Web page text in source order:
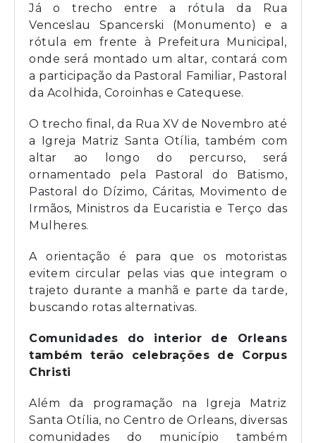
Já o trecho entre a rótula da Rua
Venceslau Spancerski (Monumento) e a
rótula em frente à Prefeitura Municipal,
onde será montado um altar, contará com
a participação da Pastoral Familiar, Pastoral
da Acolhida, Coroinhas e Catequese.
O trecho final, da Rua XV de Novembro até
a Igreja Matriz Santa Otília, também com
altar ao longo do percurso, será
ornamentado pela Pastoral do Batismo,
Pastoral do Dízimo, Cáritas, Movimento de
Irmãos, Ministros da Eucaristia e Terço das
Mulheres.
A orientação é para que os motoristas
evitem circular pelas vias que integram o
trajeto durante a manhã e parte da tarde,
buscando rotas alternativas.
Comunidades do interior de Orleans
também terão celebrações de Corpus
Christi
Além da programação na Igreja Matriz
Santa Otília, no Centro de Orleans, diversas
comunidades do município também